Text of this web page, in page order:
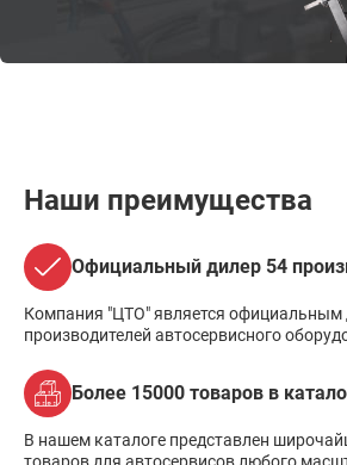
Наши преимущества
Официальный дилер 54
Компания "ЦТО" является
производителей автосервисного
Более 15000 товаров в
В нашем каталоге представлен